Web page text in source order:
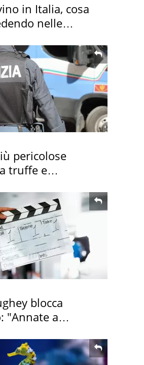
in Italia, cosa
nelle
pericolose
truffe e
blocca
"Annate a